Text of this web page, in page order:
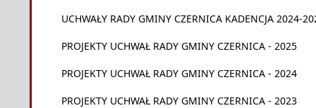
UCHWAŁY RADY GMINY CZERNICA KADENCJA 2024-
PROJEKTY UCHWAŁ RADY GMINY CZERNICA - 2025
PROJEKTY UCHWAŁ RADY GMINY CZERNICA - 2024
PROJEKTY UCHWAŁ RADY GMINY CZERNICA - 2023